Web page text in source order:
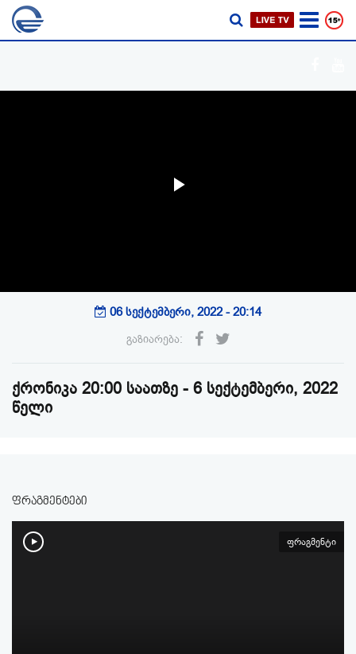
გაზიარება:
06 სექტემბერი, 2022 - 20:14
ქრონიკა 20:00 საათზე - 6 სექტემბერი, 2022
წელი
ფრაგმენტები
ფრაგმენტი